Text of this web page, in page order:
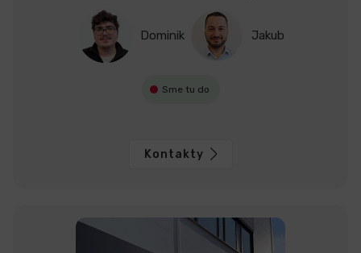
Dominik Jakub
Sme tu do
Kontakty